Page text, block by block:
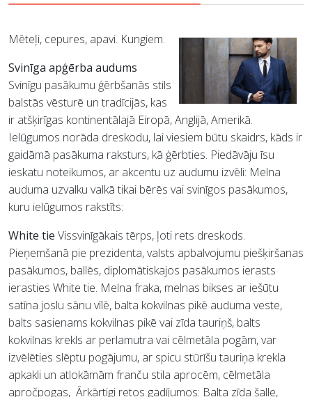
Mēteļi, cepures, apavi. Kungiem.
Svinīga apģērba audums
Svinīgu pasākumu ģērbšanās stils
balstās vēsturē un tradīcijās, kas
ir atšķirīgas kontinentālajā Eiropā, Anglijā, Amerikā.
Ielūgumos norāda dreskodu, lai viesiem būtu skaidrs, kāds ir
gaidāmā pasākuma raksturs, kā ģērbties. Piedāvāju īsu
ieskatu noteikumos, ar akcentu uz audumu izvēli: Melna
auduma uzvalku valkā tikai bērēs vai svinīgos pasākumos,
kuru ielūgumos rakstīts:
White tie Vissvinīgākais tērps, ļoti rets dreskods.
Pieņemšanā pie prezidenta, valsts apbalvojumu piešķiršanas
pasākumos, ballēs, diplomātiskajos pasākumos ierasts
ierasties White tie. Melna fraka, melnas bikses ar iešūtu
satīna joslu sānu vīlē, balta kokvilnas pikē auduma veste,
balts sasienams kokvilnas pikē vai zīda tauriņš, balts
kokvilnas krekls ar perlamutra vai cēlmetāla pogām, var
izvēlēties slēptu pogājumu, ar spicu stūrīšu tauriņa krekla
apkakli un atlokāmām franču stila aprocēm, cēlmetāla
apročpogas, Ārkārtigi retos gadījumos: Balta zīda šalle,